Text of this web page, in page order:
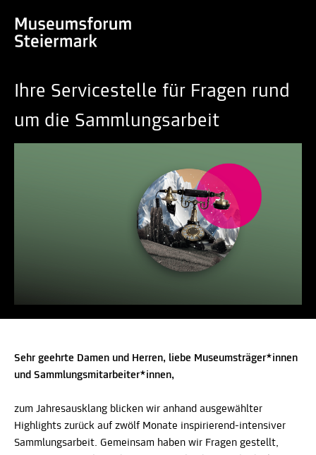
Ihre Servicestelle für Fragen rund
um die Sammlungsarbeit
Sehr geehrte Damen und Herren, liebe Museumsträger*innen
und Sammlungsmitarbeiter*innen,
zum Jahresausklang blicken wir anhand ausgewählter
Highlights zurück auf zwölf Monate inspirierend-intensiver
Sammlungsarbeit. Gemeinsam haben wir Fragen gestellt,